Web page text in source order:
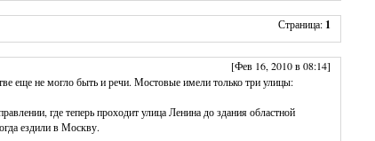
Страница: 1
[Фев 16, 2010 в 08:14]
еще не могло быть и речи. Мостовые имели только три улицы:
где теперь проходит улица Ленина до здания областной
ездили в Москву.